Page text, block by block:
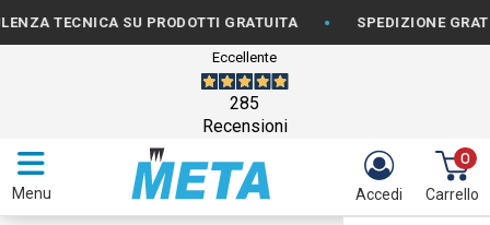
TECNICA SU PRODOTTI GRATUITA • SPEDIZIONE
Eccellente
285
Recensioni
Menu Accedi
0
Carrello